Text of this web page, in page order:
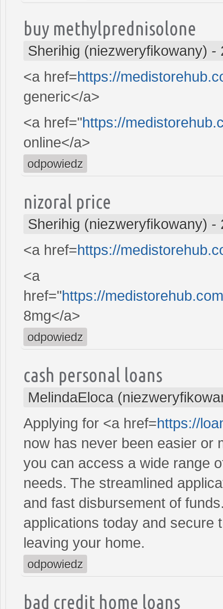
buy methylprednisolone
Sherihig (niezweryfikowany) -
<a href=https://
generic</a>
<a href="https://
online</a>
odpowiedz
nizoral price
Sherihig (niezweryfikowany) -
<a href=https://
<a
href="https://
8mg</a>
odpowiedz
cash personal loans
MelindaEloca
Applying for <a href=https://
now has never been easier or
you can access a wide range
needs. The streamlined
and fast disbursement of
applications today and secure
leaving your home.
odpowiedz
bad credit home loans